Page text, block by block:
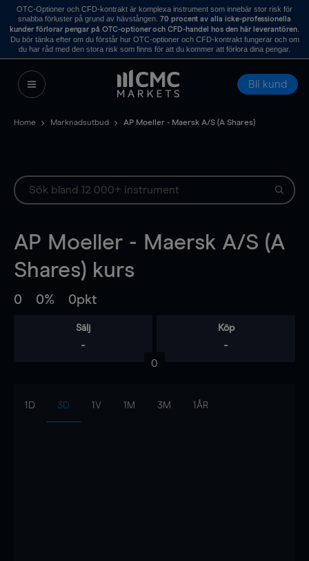
OTC-Optioner och CFD-kontrakt är komplexa instrument som innebär stor risk för
snabba förluster på grund av hävstången. 70 procent av alla icke-professionella
kunder förlorar pengar på OTC-optioner och CFD-handel hos den här leverantören.
Du bör tänka efter om du förstår hur OTC-optioner och CFD-kontrakt fungerar och om
du har råd med den stora risk som finns för att du kommer att förlora dina pengar.
Bli kund
Home Marknadsutbud AP Moeller - Maersk A/S (A Shares)
AP Moeller - Maersk A/S (A
Shares) kurs
0 0% 0pkt
Sälj
-
Köp
-
0
1D 3D 1V 1M 3M 1ÅR